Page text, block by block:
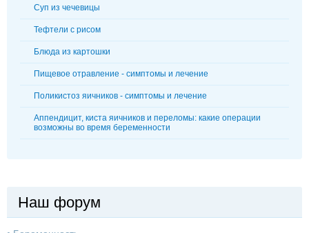
Суп из чечевицы
Тефтели с рисом
Блюда из картошки
Пищевое отравление - симптомы и лечение
Поликистоз яичников - симптомы и лечение
Аппендицит, киста яичников и переломы: какие операции
возможны во время беременности
Наш форум